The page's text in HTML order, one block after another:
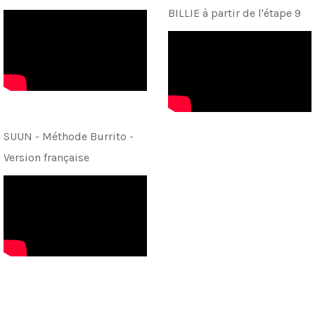
BILLIE à partir de l'étape 9
SUUN - Méthode Burrito -
Version française